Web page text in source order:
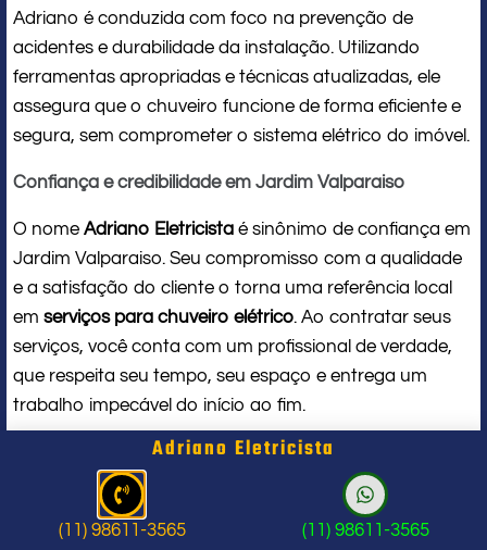
Adriano é conduzida com foco na prevenção de
acidentes e durabilidade da instalação. Utilizando
ferramentas apropriadas e técnicas atualizadas, ele
assegura que o chuveiro funcione de forma eficiente e
segura, sem comprometer o sistema elétrico do imóvel.
Confiança e credibilidade em Jardim Valparaiso
O nome Adriano Eletricista é sinônimo de confiança em
Jardim Valparaiso. Seu compromisso com a qualidade
e a satisfação do cliente o torna uma referência local
em serviços para chuveiro elétrico. Ao contratar seus
serviços, você conta com um profissional de verdade,
que respeita seu tempo, seu espaço e entrega um
trabalho impecável do início ao fim.
Problema com chuveiro: sinais que
indicam a hora de chamar um
profissional
Adriano Eletricista
(11) 98611-3565 (11) 98611-3565